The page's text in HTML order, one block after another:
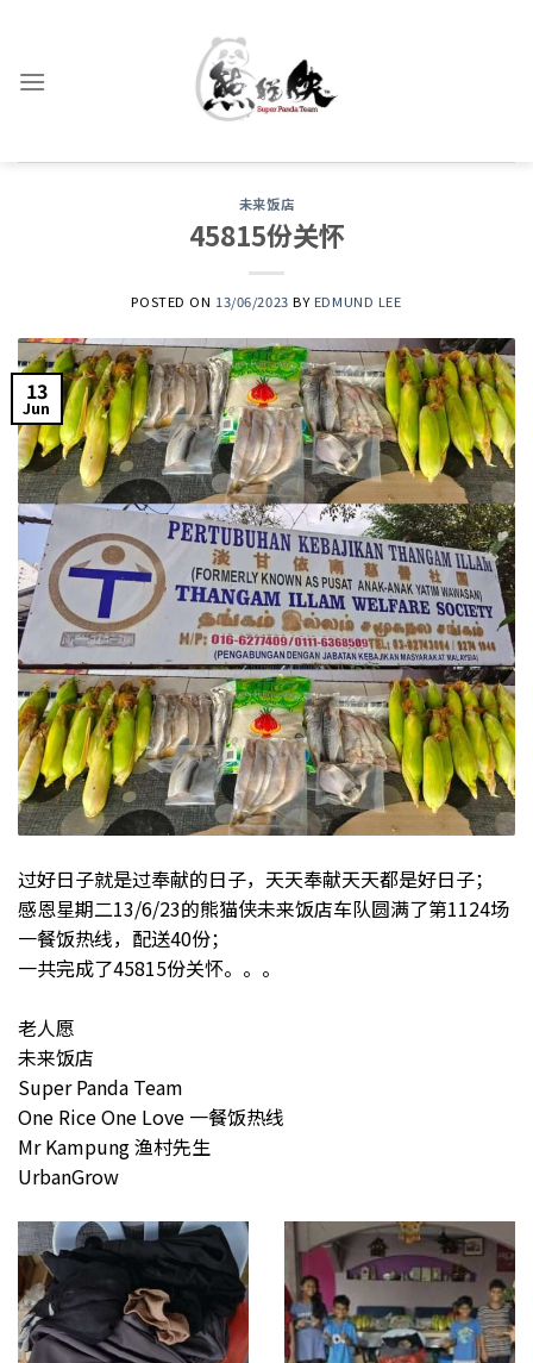
content
未来饭店
45815份关怀
POSTED ON 13/06/2023 BY EDMUND LEE
13
Jun
过好日子就是过奉献的日子，天天奉献天天都是好日子；
感恩星期二13/6/23的熊猫侠未来饭店车队圆满了第1124场
一餐饭热线，配送40份；
一共完成了45815份关怀。。。
老人愿
未来饭店
Super Panda Team
One Rice One Love 一餐饭热线
Mr Kampung 渔村先生
UrbanGrow